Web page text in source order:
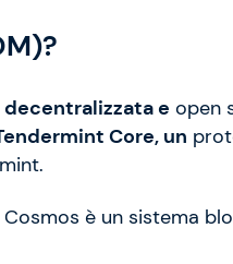
e open
Core, un
è un sistema